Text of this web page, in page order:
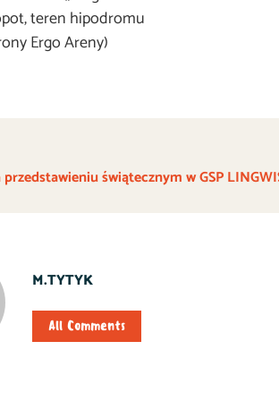
teren hipodromu
Ergo Areny)
świątecznym w GSP
M.TYTYK
All Comments